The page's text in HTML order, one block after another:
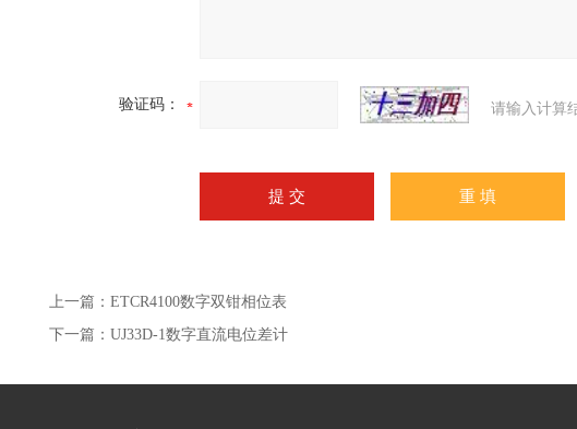
验证码： 请输入计算
上一篇： ETCR4100数字双钳相位表
下一篇： UJ33D-1数字直流电位差计